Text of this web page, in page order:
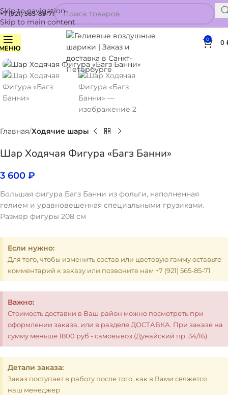
Skip to navigation
Skip to main content
+7 (921) 565-85-71
0 0
Нажмите, чтобы увеличить
Главная Ходячие шары
Шар Ходячая Фигура «Багз Банни»
3 600 ₽
Большая фигура Багз Банни из фольги, наполненная
гелием и уравновешенная специальными грузиками.
Размер фигуры 208 см
Если нужно:
Для того, чтобы изменить состав или цветовую гамму оставьте
комментарий к заказу или позвоните нам +7 (921) 565-85-71
Важно:
Стоимость доставки в Ваш район можно посмотреть при
оформлении заказа, или в разделе ДОСТАВКА. При заказе на
сумму меньше 1800 руб - самовывоз (Дунайский пр. 34/16)
Детали заказа:
Заказ поступает в работу после того, как в Вами свяжется
наш менеджер